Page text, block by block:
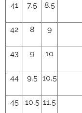
41 7,5 8,5
42 8 9
43 9 10
44 9,5 10,5
45 10,5 11,5